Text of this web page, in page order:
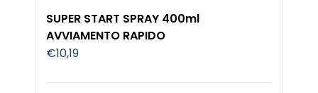
SUPER START SPRAY 400ml
AVVIAMENTO RAPIDO
€10,19